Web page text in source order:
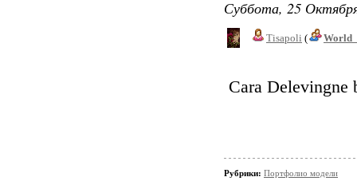
Суббота, 25
Tisapoli (
Cara Delevingne
Рубрики: Портфолио модели